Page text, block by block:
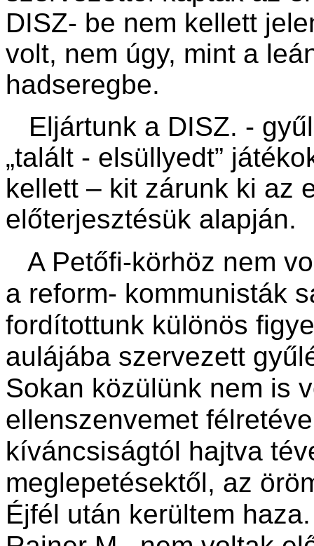
DISZ- be nem kellett
volt, nem úgy, mint a
hadseregbe.
Eljártunk a DISZ. -
„talált - elsüllyedt”
kellett – kit zárunk ki az
előterjesztésük alapján.
A Petőfi-körhöz nem
a reform- kommunisták
fordítottunk különös
aulájába szervezett
Sokan közülünk nem is
ellenszenvemet
kíváncsiságtól hajtva
meglepetésektől, az
Éjfél után kerültem